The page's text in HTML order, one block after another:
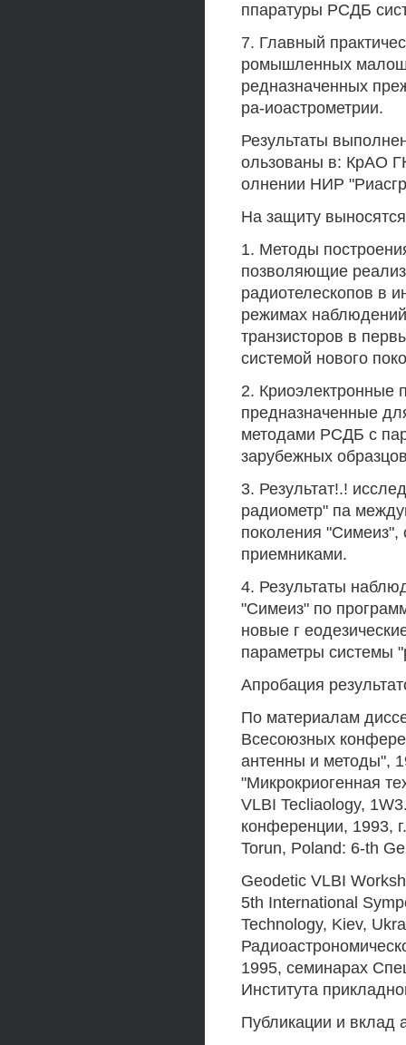
ппаратуры РСДБ
7. Главный
ромышленных
редназначенных
ра-иоастрометрии.
Результаты
ользованы в: КрАО
олнении НИР
На защиту выносятся
1. Методы
позволяющие
радиотелескопов в
режимах
транзисторов в
системой нового
2. Криоэлектронные
предназначенные
методами РСДБ с
зарубежных
3. Результат!.!
радиометр" па
поколения "Симеиз",
приемниками.
4. Результаты
"Симеиз" по
новые г
параметры системы
Апробация
По материалам
Всесоюзных
антенны и методы",
"Микрокриогенная
VLBI Tecliaology,
конференции, 1993,
Torun, Poland: 6-th
Geodetic VLBI
5th International
Technology, Kiev,
1995, семинарах
Института
Публикации и вклад